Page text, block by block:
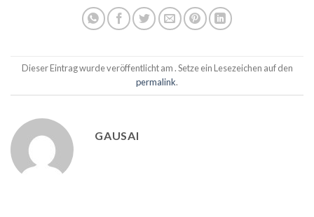
Dieser Eintrag wurde veröffentlicht am . Setze ein Lesezeichen auf den
permalink.
GAUSAI